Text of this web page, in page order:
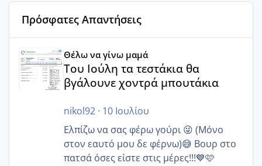
Πρόσφατες Απαντήσεις
Θέλω να γίνω μαμά
Του Ιούλη τα τεστάκια θα
βγάλουνε χοντρά μπουτάκια
nikol92· 10 Ιουλίου
Ελπίζω να σας φέρω γούρι 😜 (Μόνο
στον εαυτό μου δε φέρνω)😅 Βουρ στο
πατσά όσες είστε στις μέρες!!!💙🩷